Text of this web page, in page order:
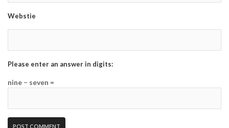
Webstie
Please enter an answer in digits:
nine − seven =